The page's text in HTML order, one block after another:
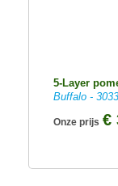
5-Layer
Buffalo -
Onze prijs €